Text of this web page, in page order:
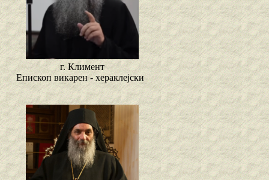
г. Климент
Епископ викарен - хераклејски